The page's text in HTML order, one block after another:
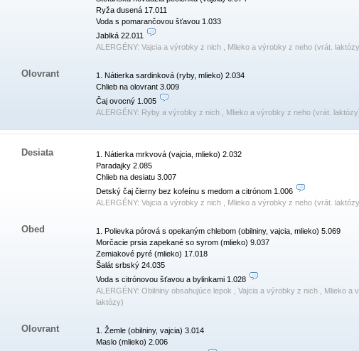
Ryža dusená 17.011
Voda s pomarančovou šťavou 1.033
Jablká 22.011
ALERGÉNY: Vajcia a výrobky z nich , Mlieko a výrobky z neho (vrát.
Olovrant
1. Nátierka sardinková (ryby, mlieko) 2.034
Chlieb na olovrant 3.009
Čaj ovocný 1.005
ALERGÉNY: Ryby a výrobky z nich , Mlieko a výrobky z neho (vrát.
Desiata
1. Nátierka mrkvová (vajcia, mlieko) 2.032
Paradajky 2.085
Chlieb na desiatu 3.007
Detský čaj čierny bez kofeínu s medom a citrónom 1.006
ALERGÉNY: Vajcia a výrobky z nich , Mlieko a výrobky z neho (vrát.
Obed
1. Polievka pórová s opekaným chlebom (obilniny, vajcia, mlieko) 5.069
Morčacie prsia zapekané so syrom (mlieko) 9.037
Zemiakové pyré (mlieko) 17.018
Šalát srbský 24.035
Voda s citrónovou šťavou a bylinkami 1.028
ALERGÉNY: Obilniny obsahujúce lepok , Vajcia a výrobky z nich , Mlieko a
laktózy)
Olovrant
1. Žemle (obilniny, vajcia) 3.014
Maslo (mlieko) 2.006